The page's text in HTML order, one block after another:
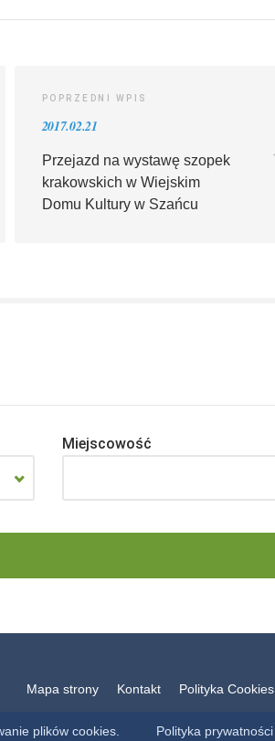
POPRZEDNI WPIS
2017.02.21
Przejazd na wystawę szopek
krakowskich w Wiejskim
Domu Kultury w Szańcu
Miejscowość
Mapa strony Kontakt Polityka Cookies
plików cookies. Polityka prywatności